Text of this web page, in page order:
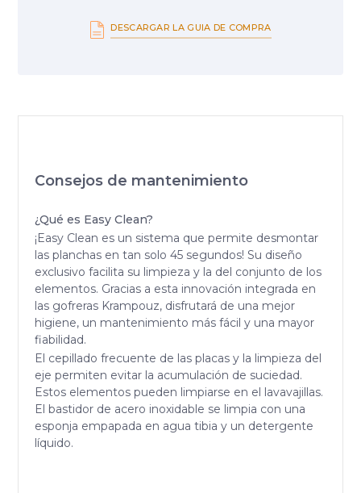
DESCARGAR LA GUIA DE COMPRA
Consejos de mantenimiento
¿Qué es Easy Clean?
¡Easy Clean es un sistema que permite desmontar
las planchas en tan solo 45 segundos! Su diseño
exclusivo facilita su limpieza y la del conjunto de los
elementos. Gracias a esta innovación integrada en
las gofreras Krampouz, disfrutará de una mejor
higiene, un mantenimiento más fácil y una mayor
fiabilidad.
El cepillado frecuente de las placas y la limpieza del
eje permiten evitar la acumulación de suciedad.
Estos elementos pueden limpiarse en el lavavajillas.
El bastidor de acero inoxidable se limpia con una
esponja empapada en agua tibia y un detergente
líquido.